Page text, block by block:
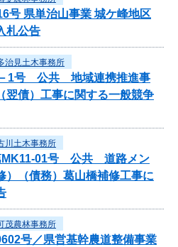
号 県単治山事業 城ケ峰地区
札公告
治見土木事務所
－1号 公共 地域連携推進事
翌債）工事に関する一般競争
川土木事務所
MK11-01号 公共 道路メン
）（債務）葛山橋補修工事に
茂農林事務所
号／県営基幹農道整備事業